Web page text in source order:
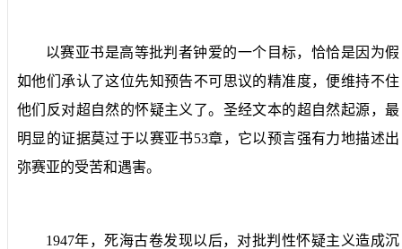
以赛亚书是高等批判者钟爱的一个目标，恰恰是因为假
如他们承认了这位先知预告不可思议的精准度，便维持不住
他们反对超自然的怀疑主义了。圣经文本的超自然起源，最
明显的证据莫过于以赛亚书53章，它以预言强有力地描述出
弥赛亚的受苦和遇害。
1947年，死海古卷发现以后，对批判性怀疑主义造成沉